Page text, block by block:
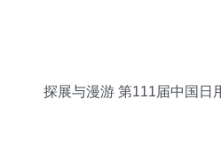
探展与漫游 第111届中国日